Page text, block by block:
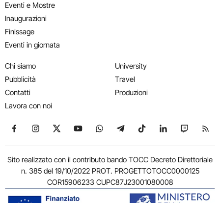
Eventi e Mostre
Inaugurazioni
Finissage
Eventi in giornata
Chi siamo
Pubblicità
Contatti
Lavora con noi
University
Travel
Produzioni
Seguici su Facebook
Seguici su Instagram
Seguici su X
Seguici su YouTube
Seguici su WhatsApp
Seguici su Telegram
Seguici su TikTok
Seguici su
Seguici
Sito realizzato con il contributo bando TOCC Decreto Direttoriale
n. 385 del 19/10/2022 PROT. PROGETTOTOCC0000125
COR15906233 CUPC87J23001080008